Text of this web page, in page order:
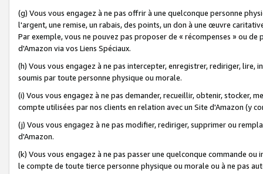
(g) Vous vous engagez à ne pas offrir à une quelconque personne
l'argent, une remise, un rabais, des points, un don à une œuvre
Par exemple, vous ne pouvez pas proposer de « récompenses » ou
d'Amazon via vos Liens Spéciaux.
(h) Vous vous engagez à ne pas intercepter, enregistrer, rediriger,
soumis par toute personne physique ou morale.
(i) Vous vous engagez à ne pas demander, recueillir, obtenir, stocker,
compte utilisées par nos clients en relation avec un Site d'Amazon (y
(j) Vous vous engagez à ne pas modifier, rediriger, supprimer ou
d'Amazon.
(k) Vous vous engagez à ne pas passer une quelconque commande
le compte de toute tierce personne physique ou morale ou à ne pas